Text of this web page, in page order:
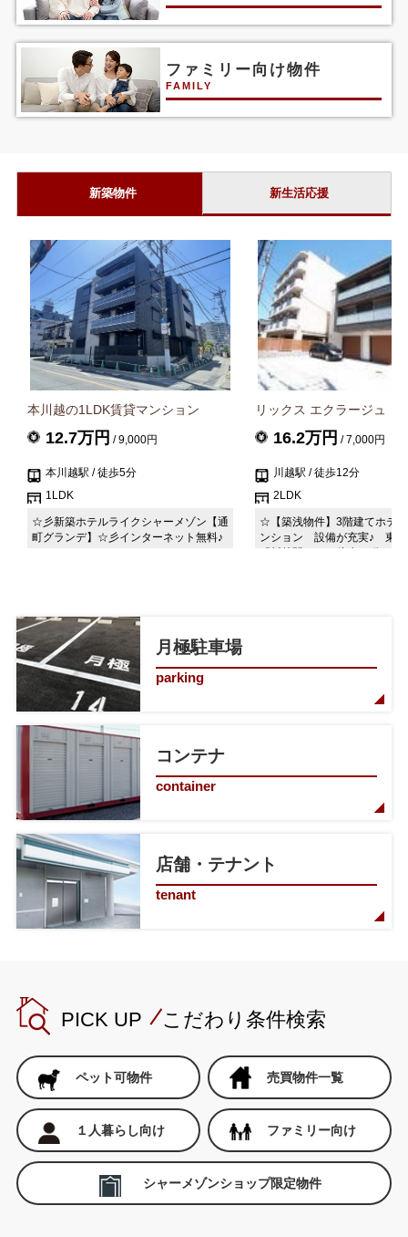
ファミリー向け物件
FAMILY
新築物件 新生活応援
本川越の1LDK賃貸マンション
12.7万円 / 9,000円
本川越駅 / 徒歩5分
1LDK
☆彡新築ホテルライクシャーメゾン【通
町グランデ】☆彡インターネット無料♪
リックス エクラージュ
16.2万円 / 7,000円
川越駅 / 徒歩12分
2LDK
☆【築浅物件】3階建てホテ
ンション 設備が充実♪ 東武
月極駐車場
parking
コンテナ
container
店舗・テナント
tenant
PICK UP こだわり条件検索
ペット可物件 売買物件一覧
１人暮らし向け ファミリー向け
シャーメゾンショップ限定物件